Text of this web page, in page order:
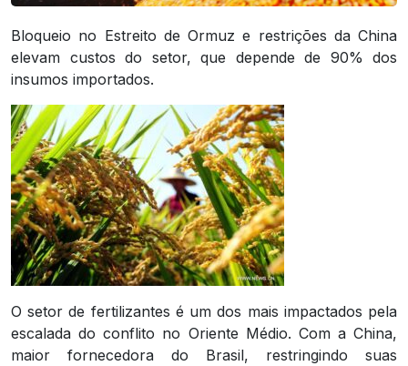
Bloqueio no Estreito de Ormuz e restrições da China
elevam custos do setor, que depende de 90% dos
insumos importados.
O setor de fertilizantes é um dos mais impactados pela
escalada do conflito no Oriente Médio. Com a China,
maior fornecedora do Brasil, restringindo suas